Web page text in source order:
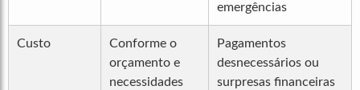
emergências
Custo
Conforme o
orçamento e
necessidades
Pagamentos
desnecessários ou
surpresas financeiras